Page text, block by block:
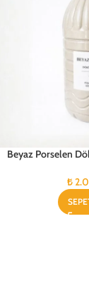
Beyaz Porselen
₺